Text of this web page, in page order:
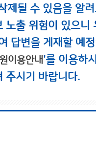
제될 수 있음을 알
출 위험이 있으니
답변을 게재할 예
이용안내'를 이용하
주시기 바랍니다.